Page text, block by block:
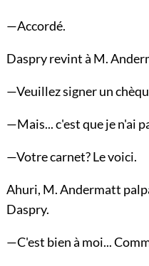
—Accordé.
Daspry revint à M.
—Veuillez signer un
—Mais... c'est que je n'ai
—Votre carnet? Le voici.
Ahuri, M. Andermatt
Daspry.
—C'est bien à moi...